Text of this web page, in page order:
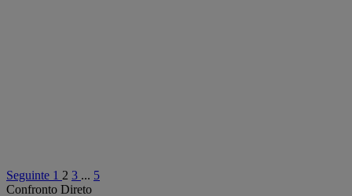
Seguinte 1 2 3 ... 5
Confronto Direto